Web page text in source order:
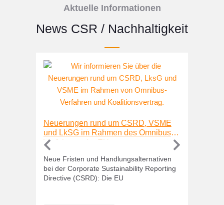
Aktuelle Informationen
News CSR / Nachhaltigkeit
Neuerungen rund um CSRD, VSME
und LkSG im Rahmen des Omnibus-
Verfahrens der EU
Neue Fristen und Handlungsalternativen
bei der Corporate Sustainability Reporting
Directive (CSRD): Die EU